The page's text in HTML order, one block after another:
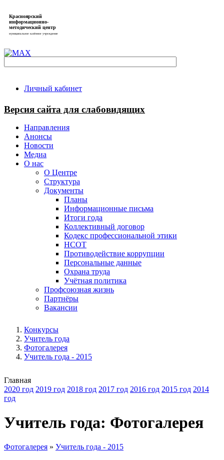
Красноярский
информационно-
методический центр
муниципальное казённое учреждение
Личный кабинет
Версия сайта для слабовидящих
Направления
Анонсы
Новости
Медиа
О нас
О Центре
Структура
Документы
Планы
Информационные письма
Итоги года
Коллективный договор
Кодекс профессиональной этики
НСОТ
Противодействие коррупции
Персональные данные
Охрана труда
Учётная политика
Профсоюзная жизнь
Партнёры
Вакансии
Конкурсы
Учитель года
Фотогалерея
Учитель года - 2015
Главная
2020 год 2019 год 2018 год 2017 год 2016 год 2015 год 2014
год
Учитель года: Фотогалерея
Фотогалерея » Учитель года - 2015